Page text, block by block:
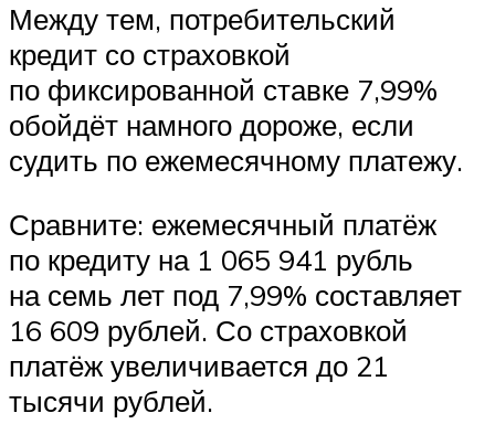
Между тем, потребительский
кредит со страховкой
по фиксированной ставке 7,99%
обойдёт намного дороже, если
судить по ежемесячному платежу.
Сравните: ежемесячный платёж
по кредиту на 1 065 941 рубль
на семь лет под 7,99% составляет
16 609 рублей. Со страховкой
платёж увеличивается до 21
тысячи рублей.